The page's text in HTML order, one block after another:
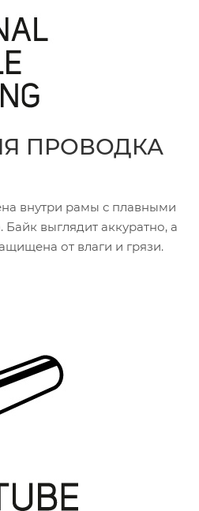
ПРОВОДКА
внутри рамы с плавными
выглядит аккуратно, а
от влаги и грязи.